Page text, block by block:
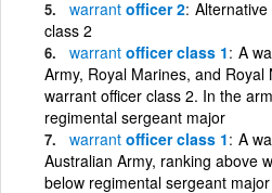
warrant officer 2
class 2
warrant officer class 1 A
Army, Royal Marines, and Royal
warrant officer class 2. In the
regimental sergeant major
warrant officer class 1 A
Australian Army, ranking above
below regimental sergeant major